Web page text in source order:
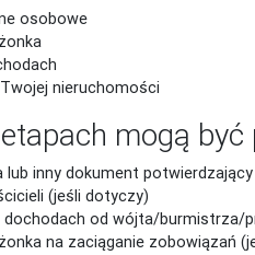
osobowe
nieruchomości
mogą
inny dokument potwierdzający
(jeśli dotyczy)
dochodach od wójta/burmistrza/
na zaciąganie zobowiązań